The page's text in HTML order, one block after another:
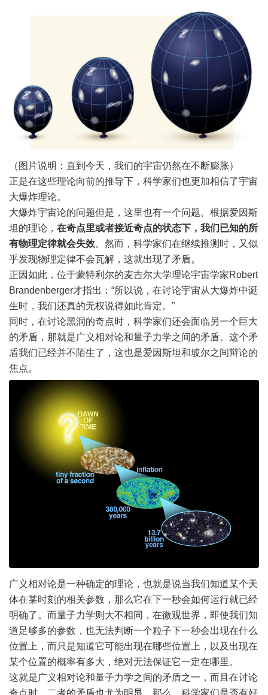
（图片说明：直到今天，我们的宇宙仍然在不断膨胀）
正是在这些理论向前的推导下，科学家们也更加相信了宇宙
大爆炸理论。
大爆炸宇宙论的问题但是，这里也有一个问题。根据爱因斯
坦的理论， 在奇点里或者接近奇点的状态下，我们已知的所
有物理定律就会失效。然而，科学家们在继续推测时，又似
乎发现物理定律不会瓦解，这就出现了矛盾。
正因如此，位于蒙特利尔的麦吉尔大学理论宇宙学家Robert
Brandenberger才指出：“所以说，在讨论宇宙从大爆炸中诞
生时，我们还真的无权说得如此肯定。”
同时，在讨论黑洞的奇点时，科学家们还会面临另一个巨大
的矛盾，那就是广义相对论和量子力学之间的矛盾。这个矛
盾我们已经并不陌生了，这也是爱因斯坦和玻尔之间辩论的
焦点。
广义相对论是一种确定的理论，也就是说当我们知道某个天
体在某时刻的相关参数，那么它在下一秒会如何运行就已经
明确了。而量子力学则大不相同，在微观世界，即使我们知
道足够多的参数，也无法判断一个粒子下一秒会出现在什么
位置上，而只是知道它可能出现在哪些位置上，以及出现在
某个位置的概率有多大，绝对无法保证它一定在哪里。
这就是广义相对论和量子力学之间的矛盾之一，而且在讨论
奇点时，二者的矛盾也尤为明显。那么，科学家们是否有好